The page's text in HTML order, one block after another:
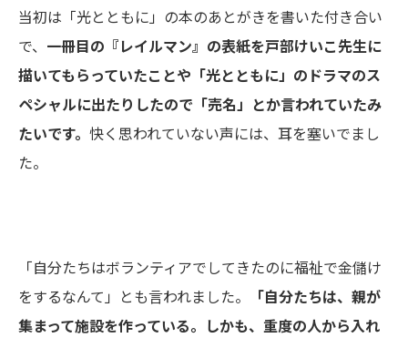
当初は「光とともに 」の本のあとがきを書いた付き合い
で、 一冊目の『レイルマン』の表紙を戸部けいこ先生に
描いてもらっていたことや 「光とともに」のドラマのス
ペシャルに出たりしたので 「売名」とか言われていたみ
たいです。 快く思われていない声には、耳を塞いでまし
た。
「自分たちはボランティアでしてきたのに福祉で金儲け
をするなんて」とも言われました。
「自分たちは、親が
集まって施設を作っている。 しかも、重度の人から入れ